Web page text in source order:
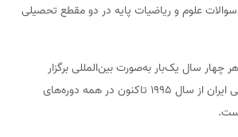
علوم و ریاضیات پایه در دو مقطع تحصیلی
چهار سال یک‌بار به‌صورت بین‌المللی برگزار
می‌شود و جمهوری اسلامی ایران از سال ۱۹۹۵ تاکنون در همه دوره‌های